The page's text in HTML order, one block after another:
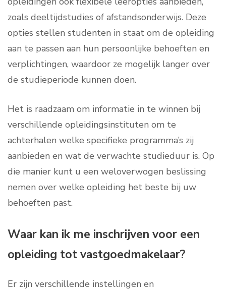
zoals deeltijdstudies of afstandsonderwijs. Deze
opties stellen studenten in staat om de opleiding
aan te passen aan hun persoonlijke behoeften en
verplichtingen, waardoor ze mogelijk langer over
de studieperiode kunnen doen.
Het is raadzaam om informatie in te winnen bij
verschillende opleidingsinstituten om te
achterhalen welke specifieke programma’s zij
aanbieden en wat de verwachte studieduur is. Op
die manier kunt u een weloverwogen beslissing
nemen over welke opleiding het beste bij uw
behoeften past.
Waar kan ik me inschrijven voor een
opleiding tot vastgoedmakelaar?
Er zijn verschillende instellingen en